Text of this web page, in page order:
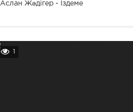
Аслан Жәдігер - Іздеме
1